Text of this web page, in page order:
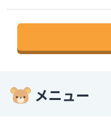
メニュー